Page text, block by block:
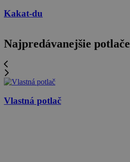
Kakat-du
Najpredávanejšie potlače
Vlastná potlač